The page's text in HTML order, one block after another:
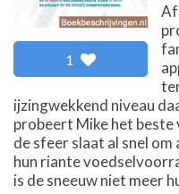
1
ijzingwekkend niveau
probeert Mike het beste
de sfeer slaat al snel om
hun riante
is de sneeuw niet meer